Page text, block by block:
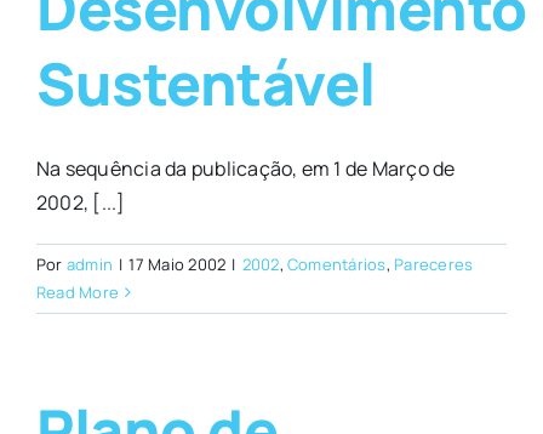
Sustentável
Na sequência da publicação, em 1 de Março de
2002, [...]
Por admin | 17 Maio 2002 | 2002,Comentários, Pareceres
Read More